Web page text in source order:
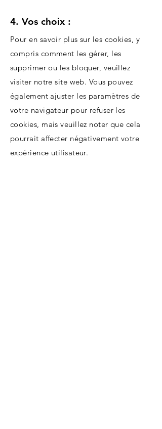
4. Vos choix :
Pour en savoir plus sur les cookies, y
compris comment les gérer, les
supprimer ou les bloquer, veuillez
visiter notre site web. Vous pouvez
également ajuster les paramètres de
votre navigateur pour refuser les
cookies, mais veuillez noter que cela
pourrait affecter négativement votre
expérience utilisateur.